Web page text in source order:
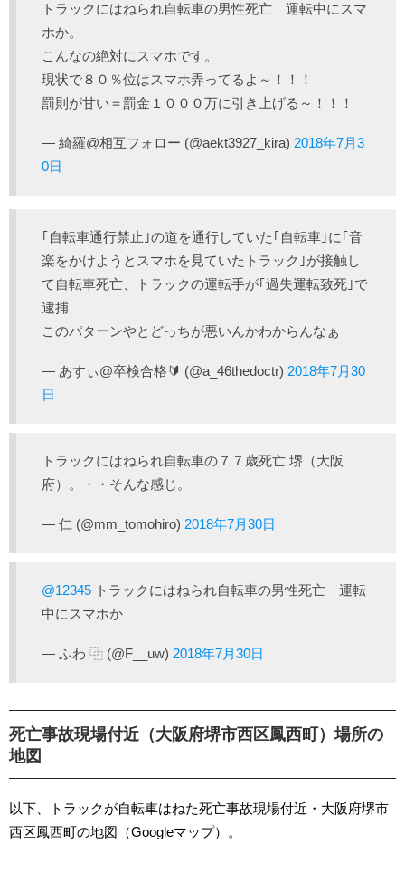
トラックにはねられ自転車の男性死亡 運転中にスマ
ホか。
こんなの絶対にスマホです。
現状で８０％位はスマホ弄ってるよ～！！！
罰則が甘い＝罰金１０００万に引き上げる～！！！
— 綺羅@相互フォロー (@aekt3927_kira) 2018年7月3
0日
｢自転車通行禁止｣の道を通行していた｢自転車｣に｢音
楽をかけようとスマホを見ていたトラック｣が接触し
て自転車死亡、トラックの運転手が｢過失運転致死｣で
逮捕
このパターンやとどっちが悪いんかわからんなぁ
— あすぃ@卒検合格🔰 (@a_46thedoctr) 2018年7月30
日
トラックにはねられ自転車の７７歳死亡 堺（大阪
府）。・・そんな感じ。
— 仁 (@mm_tomohiro) 2018年7月30日
@12345 トラックにはねられ自転車の男性死亡 運転
中にスマホか
— ふわ ⿻ (@F__uw) 2018年7月30日
死亡事故現場付近（大阪府堺市西区鳳西町）場所の
地図
以下、トラックが自転車はねた死亡事故現場付近・大阪府堺市
西区鳳西町の地図（Googleマップ）。